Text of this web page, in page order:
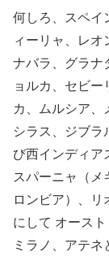
何しろ、スペイ
ィーリャ、レオ
ナバラ、グラナ
ョルカ、セビ
カ、ムルシア、
シラス、ジブラ
び西インディア
スパーニャ（メ
ロンビア）、
にして オース
ミラノ、アテ